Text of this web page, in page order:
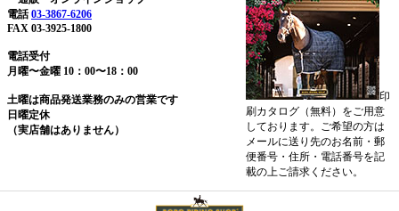
電話03-3867-6206
FAX 03-3925-1800
電話受付
月曜〜金曜 10：00〜18：00
土曜は商品発送業務のみの営業です
日曜定休
（実店舗はありません）
印
刷カタログ（無料）をご用意
しております。ご希望の方は
メールに送り先のお名前・郵
便番号・住所・電話番号を記
載の上ご請求ください。